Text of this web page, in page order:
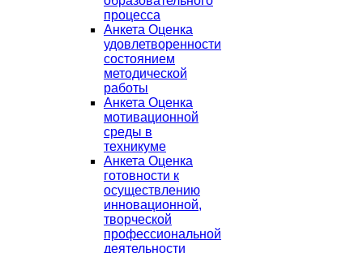
процесса
Анкета Оценка
удовлетворенности
состоянием
методической
работы
Анкета Оценка
мотивационной
среды в
техникуме
Анкета Оценка
готовности к
осуществлению
инновационной,
творческой
профессиональной
деятельности